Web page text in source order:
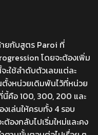
ยกับสูตร Paroi ที่
โดยจะต้องเพิ่ม
ะใช้ลำดับตัวเลขแต่ละ
งหน่วยเดิมพันไว้ที่หน่วย
นี้คือ 100, 300, 200 และ
เล่นให้ครบทั้ง 4 รอบ
องกลับไปเริ่มใหม่และคง